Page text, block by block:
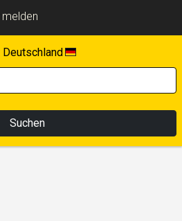
Suchen